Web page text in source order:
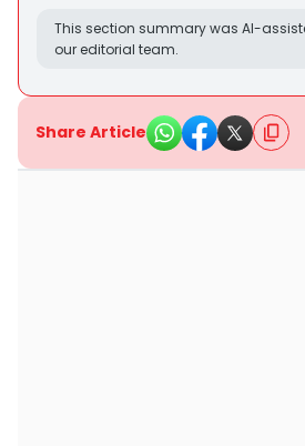
This section summary was AI-
our editorial team.
Share Article